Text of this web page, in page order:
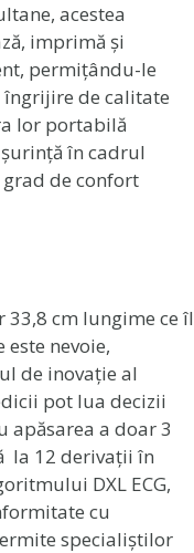
acestea
imprimă și
permițându-le
de calitate
lor portabilă
în cadrul
de confort
cm lungime ce îl
nevoie,
de inovație al
pot lua decizii
apăsarea a doar 3
la 12 derivații în
DXL ECG,
cu
specialiștilor